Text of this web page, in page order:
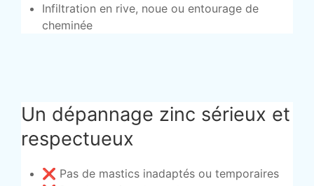
Infiltration en rive, noue ou entourage de
cheminée
Un dépannage zinc sérieux et
respectueux
❌ Pas de mastics inadaptés ou temporaires